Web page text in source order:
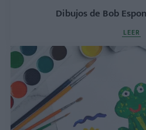
Dibujos de Bob
LEER